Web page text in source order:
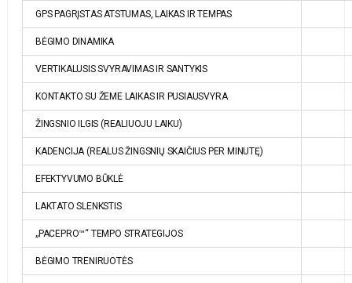
GPS PAGRĮSTAS ATSTUMAS, LAIKAS IR TEMPAS
BĖGIMO DINAMIKA
VERTIKALUSIS SVYRAVIMAS IR SANTYKIS
KONTAKTO SU ŽEME LAIKAS IR PUSIAUSVYRA
ŽINGSNIO ILGIS (REALIUOJU LAIKU)
KADENCIJA (REALUS ŽINGSNIŲ SKAIČIUS PER MINUTĘ)
EFEKTYVUMO BŪKLĖ
LAKTATO SLENKSTIS
„PACEPRO™“ TEMPO STRATEGIJOS
BĖGIMO TRENIRUOTĖS